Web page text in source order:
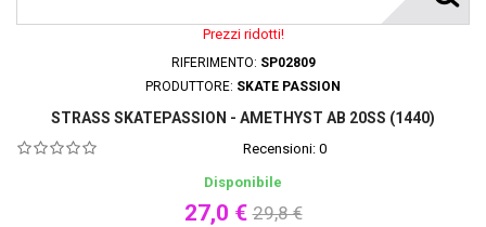
Prezzi ridotti!
RIFERIMENTO: SP02809
PRODUTTORE: SKATE PASSION
STRASS SKATEPASSION - AMETHYST AB 20SS (1440)
Recensioni: 0
Disponibile
27,0 € 29,8 €